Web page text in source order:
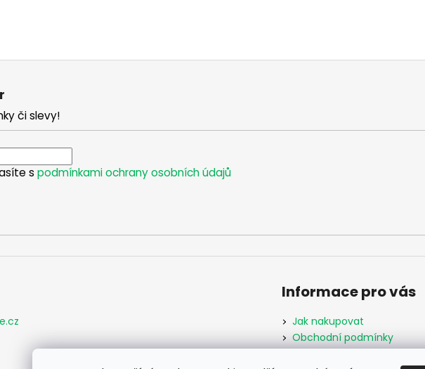
či slevy!
s podmínkami ochrany osobních údajů
Informace pro vás
Jak nakupovat
Obchodní podmínky